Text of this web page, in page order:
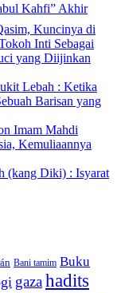
Kuncinya di
Inti Sebagai
yang Diijinkan
Lebah : Ketika
Barisan yang
Imam Mahdi
Kemuliaannya
(kang Diki) : Isyarat
Bani tamim Buku
gazahadits